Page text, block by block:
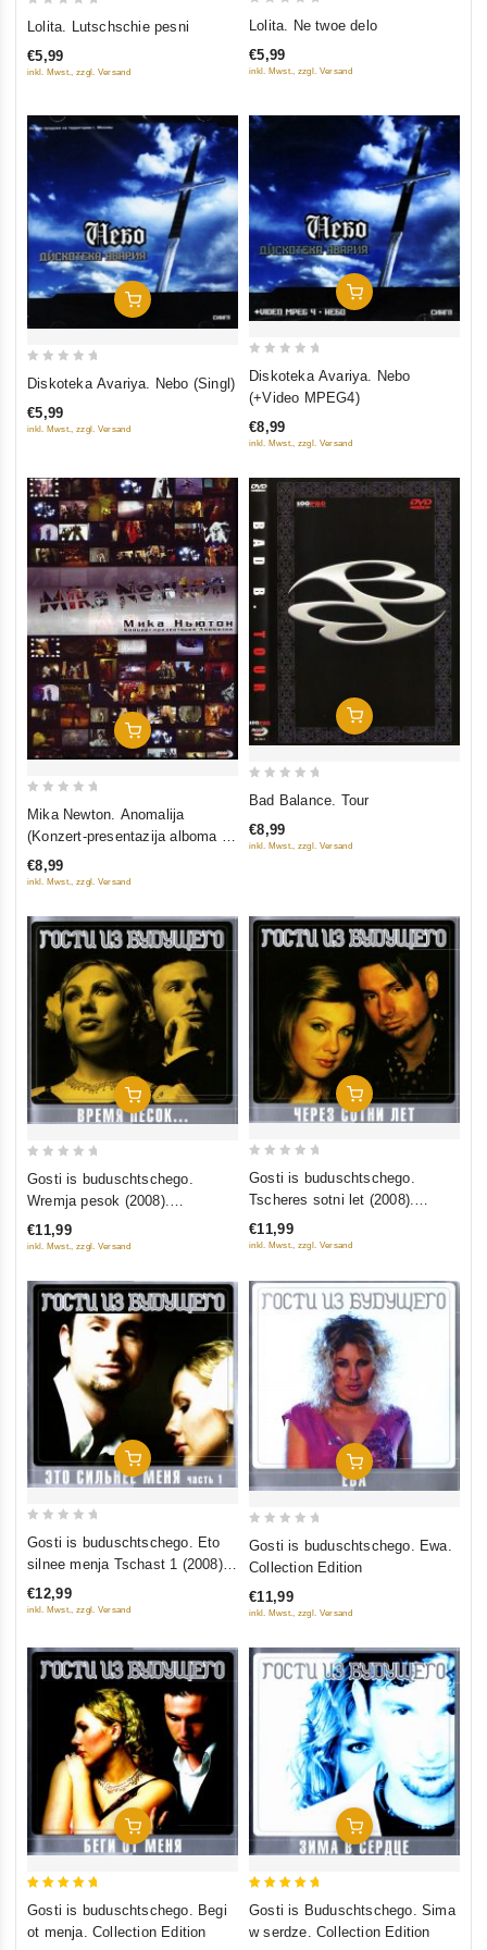
of
Lolita. Lutschschie pesni
€5,99
inkl. Mwst., zzgl. Versand
of
Lolita. Ne twoe delo
€5,99
inkl. Mwst., zzgl. Versand
In Den Warenkorb
of
Diskoteka Avariya. Nebo (Singl)
€5,99
inkl. Mwst., zzgl. Versand
In Den Warenkorb
5
Diskoteka Avariya. Nebo
(+Video MPEG4)
€8,99
inkl. Mwst., zzgl. Versand
In Den Warenkorb
5
Mika Newton. Anomalija
(Konzert-presentazija alboma +
Videoklipy)
€8,99
inkl. Mwst., zzgl. Versand
In Den Warenkorb
of
Bad Balance. Tour
€8,99
inkl. Mwst., zzgl. Versand
In Den Warenkorb
5
Gosti is buduschtschego.
Wremja pesok (2008).
Collection Edition
€11,99
inkl. Mwst., zzgl. Versand
In Den Warenkorb
5
Gosti is buduschtschego.
Tscheres sotni let (2008).
Collection Edition
€11,99
inkl. Mwst., zzgl. Versand
In Den Warenkorb
5
Gosti is buduschtschego. Eto
silnee menja Tschast 1 (2008).
Collection Edition
€12,99
inkl. Mwst., zzgl. Versand
In Den Warenkorb
5
Gosti is buduschtschego. Ewa.
Collection Edition
€11,99
inkl. Mwst., zzgl. Versand
In Den Warenkorb
Gosti is buduschtschego. Begi
ot menja. Collection Edition
In Den Warenkorb
Gosti is Buduschtschego. Sima
w serdze. Collection Edition